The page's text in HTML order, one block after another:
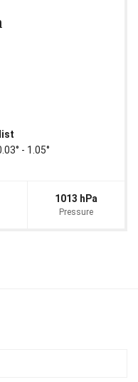
‐ 1.05°
1013 hPa
Pressure